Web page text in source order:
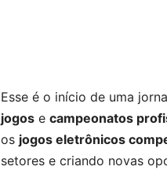
Esse é o início de uma
jogose campeonatos
os jogos eletrônicos
setores e criando novas